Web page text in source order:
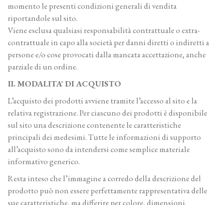
momento le presenti condizioni generali di vendita
riportandole sul sito.
Viene esclusa qualsiasi responsabilità contrattuale o extra-
contrattuale in capo alla società per danni diretti o indiretti a
persone e/o cose provocati dalla mancata accettazione, anche
parziale di un ordine.
II. MODALITA’ DI ACQUISTO
L’acquisto dei prodotti avviene tramite l’accesso al sito e la
relativa registrazione. Per ciascuno dei prodotti è disponibile
sul sito una descrizione contenente le caratteristiche
principali dei medesimi. Tutte le informazioni di supporto
all’acquisto sono da intendersi come semplice materiale
informativo generico.
Resta inteso che l’immagine a corredo della descrizione del
prodotto può non essere perfettamente rappresentativa delle
sue caratteristiche, ma differire per colore, dimensioni,